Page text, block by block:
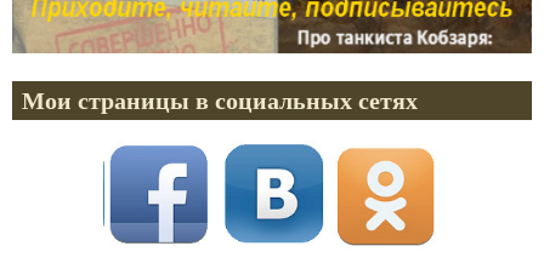
Мои страницы в социальных сетях